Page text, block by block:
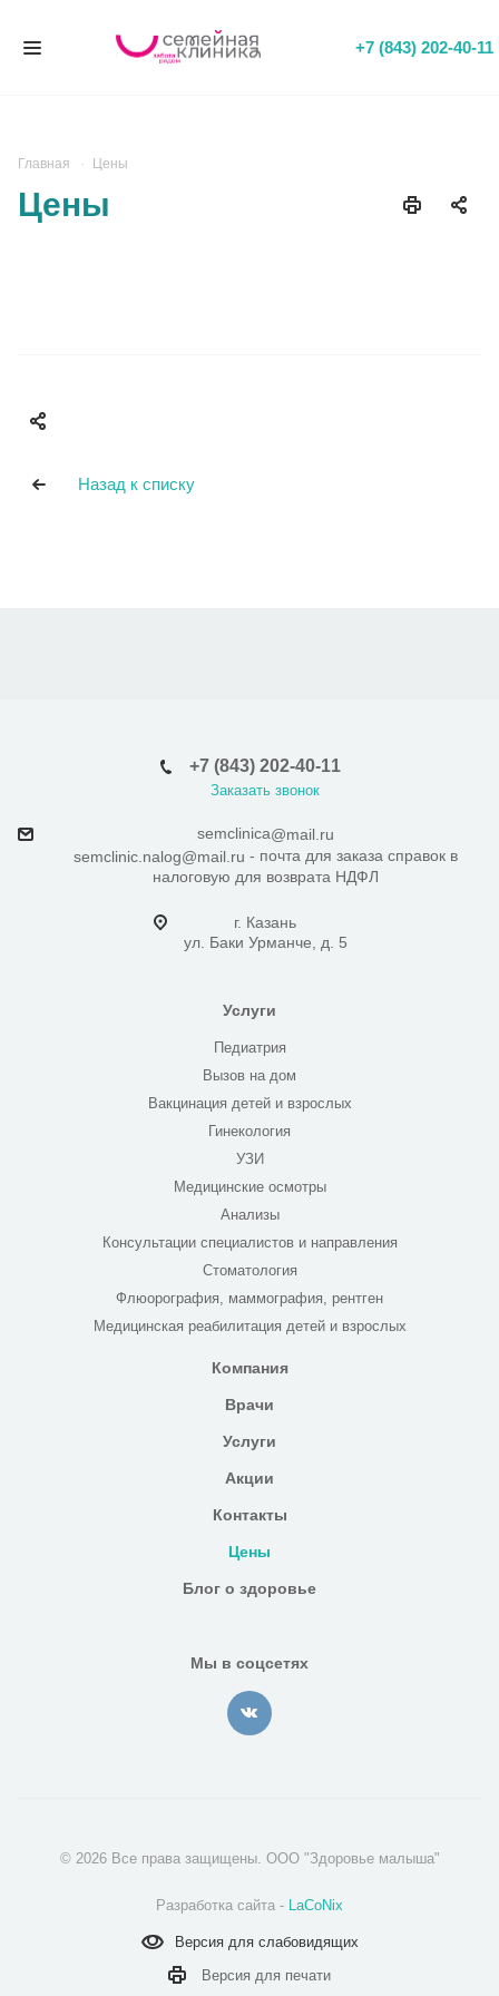
+7 (843) 202-40-11
Главная Цены
Цены
Назад к списку
+7 (843) 202-40-11
Заказать звонок
semclinica@mail.ru
semclinic.nalog@mail.ru - почта для заказа справок в
налоговую для возврата НДФЛ
г. Казань
ул. Баки Урманче, д. 5
Услуги
Педиатрия
Вызов на дом
Вакцинация детей и взрослых
Гинекология
УЗИ
Медицинские осмотры
Анализы
Консультации специалистов и направления
Стоматология
Флюорография, маммография, рентген
Медицинская реабилитация детей и взрослых
Компания
Врачи
Услуги
Акции
Контакты
Цены
Блог о здоровье
Мы в соцсетях
© 2026 Все права защищены. ООО "Здоровье малыша"
Разработка сайта - LaCoNix
Версия дляслабовидящих
Версия для печати